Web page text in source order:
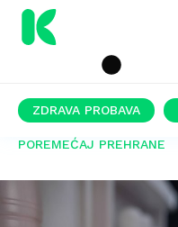
ZDRAVA PROBAVA
POREMEĆAJ PREHRANE